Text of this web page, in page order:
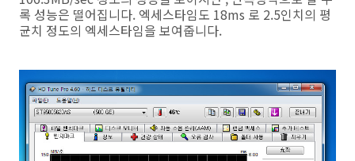
록 성능은 떨어집니다. 엑세스타임도 18ms 로 2.5인치의 평
균치 정도의 엑세스타임을 보여줍니다.